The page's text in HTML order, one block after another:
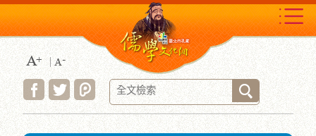
到
主
要
內
容
區
塊